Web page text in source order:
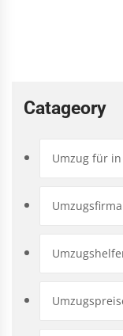
Catageory
Umzug für